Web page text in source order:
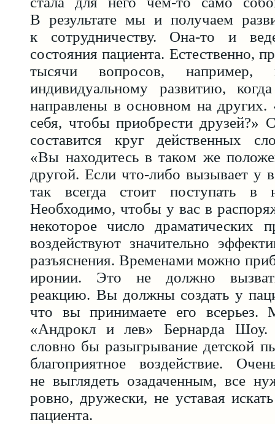
В результате мы и получаем
к сотрудничеству. Она-то и
состояния пациента. Естественно,
тысячи вопросов,
индивидуальному развитию,
направлены в основном на
себя, чтобы приобрести друзей?»
составится круг действенных
«Вы находитесь в таком же
другой. Если что-либо вызывает у
так всегда стоит поступать в
Необходимо, чтобы у вас в
некоторое число драматических
воздействуют значительно
разъяснения. Временами можно
иронии. Это не должно
реакцию. Вы должны создать у
что вы принимаете его всерьез.
«Андрокл и лев» Бернарда
словно бы разыгрывание детской
благоприятное воздействие.
не выглядеть озадаченным, все
ровно, дружески, не уставая
пациента.